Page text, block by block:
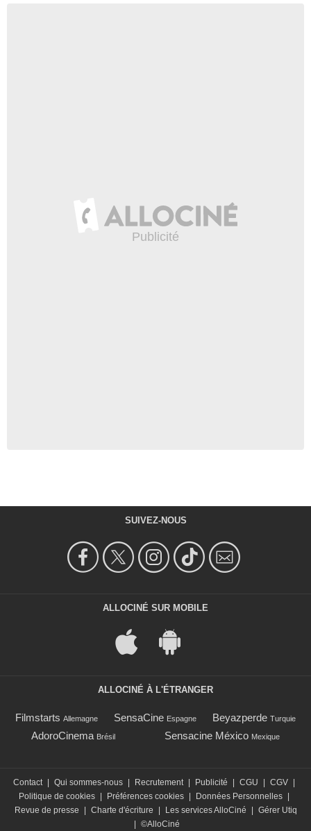
SUIVEZ-NOUS
ALLOCINÉ SUR MOBILE
ALLOCINÉ À L'ÉTRANGER
Filmstarts Allemagne SensaCine Espagne Beyazperde Turquie
AdoroCinema Brésil Sensacine México Mexique
Contact Qui sommes-nous Recrutement Publicité CGU CGV
Politique de cookies
Préférences cookies Données Personnelles
Revue de presse
Charte d'écriture Les services AlloCiné
Gérer Utiq
©AlloCiné